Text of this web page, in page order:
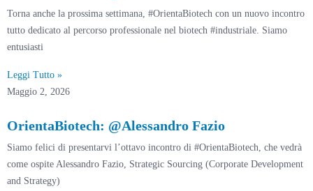
Torna anche la prossima settimana, #OrientaBiotech con un nuovo incontro
tutto dedicato al percorso professionale nel biotech #industriale. Siamo
entusiasti
Leggi Tutto »
Maggio 2, 2026
OrientaBiotech: @Alessandro Fazio
Siamo felici di presentarvi l’ottavo incontro di #OrientaBiotech, che vedrà
come ospite Alessandro Fazio, Strategic Sourcing (Corporate Development
and Strategy)